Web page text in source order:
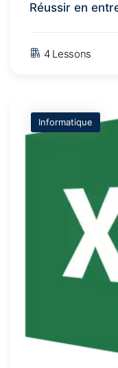
Réussir en
4 Lessons
Informatique